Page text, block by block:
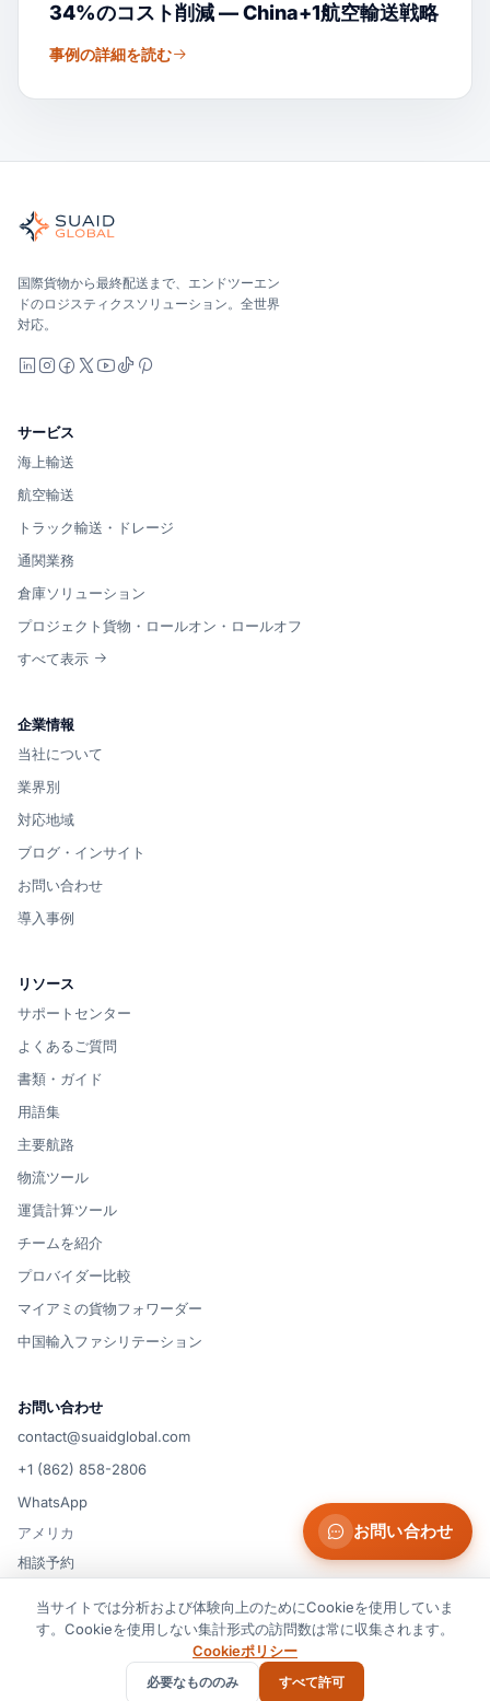
34%のコスト削減 — China+1航空輸送戦略
事例の詳細を読む
世界の海、空、陸、税関、倉庫を担当する独立した貨物オー
海洋、空、地上 — キャリア中立で比較し、オールインで見
Suaid Global はキャリア容量を販売しません。各レーンは海
国際貨物から最終配送まで、エンドツーエン
ドのロジスティクスソリューション。全世界
対応。
LinkedIn
Instagram
Facebook
X YouTube
TikTok
サービス
海上輸送
航空輸送
トラック輸送・ドレージ
通関業務
倉庫ソリューション
プロジェクト貨物・ロールオン・ロールオフ
すべて表示
企業情報
当社について
業界別
対応地域
ブログ・インサイト
お問い合わせ
導入事例
リソース
サポートセンター
よくあるご質問
書類・ガイド
用語集
主要航路
物流ツール
運賃計算ツール
チームを紹介
プロバイダー比較
マイアミの貨物フォワーダー
中国輸入ファシリテーション
お問い合わせ
contact@suaidglobal.com
+1 (862) 858-2806
WhatsApp
アメリカ
相談予約
© 2026 Suaid LLC — 米国
プライバシーポリシークッキーポリシー
すべての権利を保有しています
お問い合わせ
当サイトでは分析および体験向上のためにCookieを使用していま
す。Cookieを使用しない集計形式の訪問数は常に収集されます。
Cookieポリシー
必要なもののみ すべて許可